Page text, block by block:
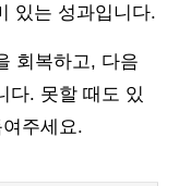
있는 성과입니다.
회복하고, 다음
다. 못할 때도 있
주세요.